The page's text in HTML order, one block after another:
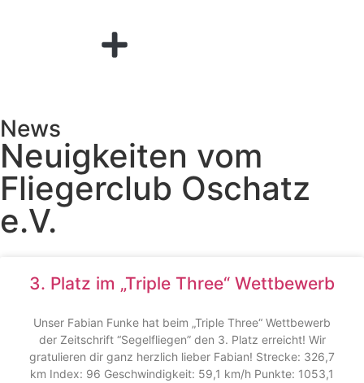
News
Neuigkeiten vom
Fliegerclub Oschatz
e.V.
3. Platz im „Triple Three“ Wettbewerb
Unser Fabian Funke hat beim „Triple Three“ Wettbewerb
der Zeitschrift “Segelfliegen” den 3. Platz erreicht! Wir
gratulieren dir ganz herzlich lieber Fabian! Strecke: 326,7
km Index: 96 Geschwindigkeit: 59,1 km/h Punkte: 1053,1